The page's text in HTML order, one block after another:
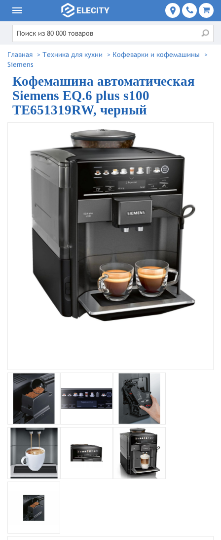
Главная > Техника для кухни > Кофеварки и кофемашины
>
Siemens
Кофемашина автоматическая
Siemens EQ.6 plus s100
TE651319RW, черный